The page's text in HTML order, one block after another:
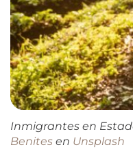
Inmigrantes en
Benites en Unsplash